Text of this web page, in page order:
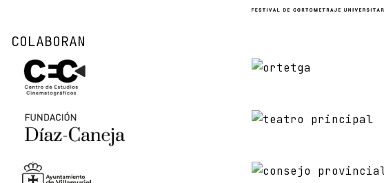
COLABORAN